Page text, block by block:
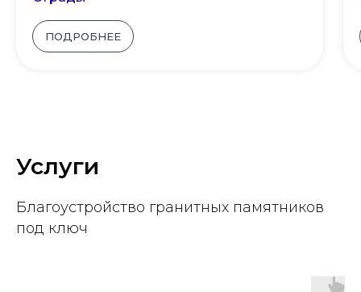
ПОДРОБНЕЕ
Услуги
Благоустройство гранитных памятников
под ключ